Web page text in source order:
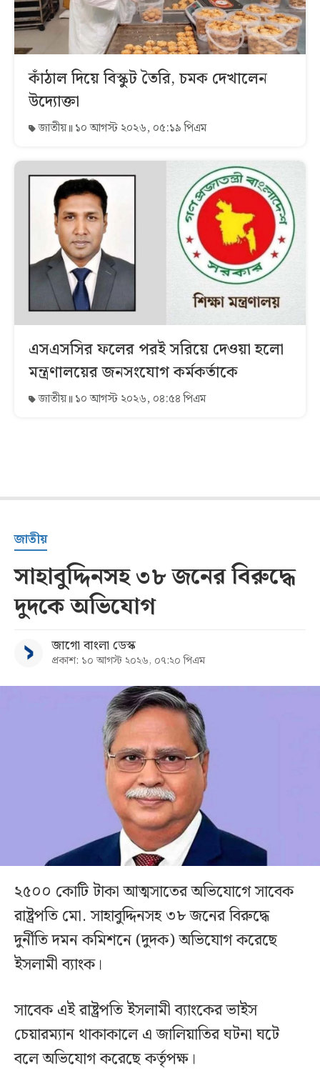
কাঁঠাল দিয়ে বিস্কুট তৈরি, চমক দেখালেন
উদ্যোক্তা
জাতীয় ১০ আগস্ট ২০২৬, ০৫:১৯ পিএম
এসএসসির ফলের পরই সরিয়ে দেওয়া হলো
মন্ত্রণালয়ের জনসংযোগ কর্মকর্তাকে
জাতীয় ১০ আগস্ট ২০২৬, ০৪:৫৪ পিএম
জাতীয়
সাহাবুদ্দিনসহ ৩৮ জনের বিরুদ্ধে
দুদকে অভিযোগ
জাগো বাংলা ডেস্ক
প্রকাশ: ১০ আগস্ট ২০২৬, ০৭:২০ পিএম
২৫০০ কোটি টাকা আত্মসাতের অভিযোগে সাবেক
রাষ্ট্রপতি মো. সাহাবুদ্দিনসহ ৩৮ জনের বিরুদ্ধে
দুর্নীতি দমন কমিশনে (দুদক) অভিযোগ করেছে
ইসলামী ব্যাংক।
সাবেক এই রাষ্ট্রপতি ইসলামী ব্যাংকের ভাইস
চেয়ারম্যান থাকাকালে এ জালিয়াতির ঘটনা ঘটে
বলে অভিযোগ করেছে কর্তৃপক্ষ।